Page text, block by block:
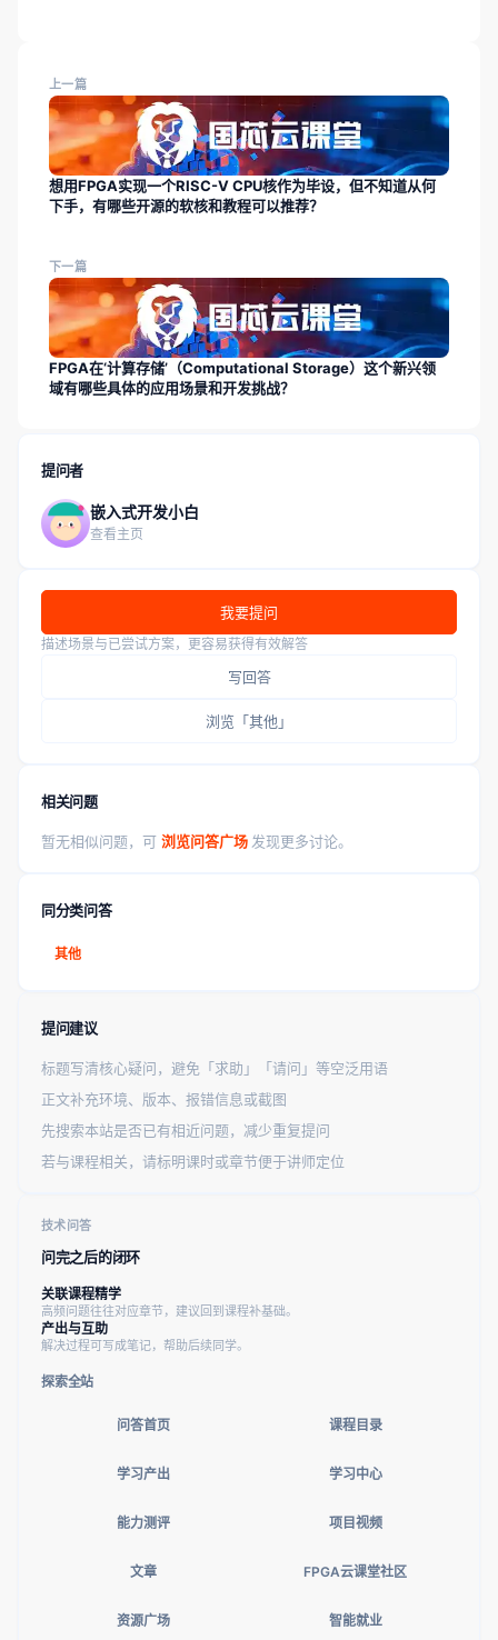
上一篇
想用FPGA实现一个RISC-V CPU核作为毕设，但不知道从何
下手，有哪些开源的软核和教程可以推荐？
下一篇
FPGA在‘计算存储’（Computational Storage）这个新兴领
域有哪些具体的应用场景和开发挑战？
提问者
嵌入式开发小白
查看主页
我要提问
描述场景与已尝试方案，更容易获得有效解答
写回答
浏览「其他」
相关问题
暂无相似问题，可 浏览问答广场 发现更多讨论。
同分类问答
其他
提问建议
标题写清核心疑问，避免「求助」「请问」等空泛用语
正文补充环境、版本、报错信息或截图
先搜索本站是否已有相近问题，减少重复提问
若与课程相关，请标明课时或章节便于讲师定位
技术问答
问完之后的闭环
关联课程精学
高频问题往往对应章节，建议回到课程补基础。
产出与互助
解决过程可写成笔记，帮助后续同学。
探索全站
问答首页 课程目录
学习产出 学习中心
能力测评 项目视频
文章 FPGA云课堂社区
资源广场 智能就业